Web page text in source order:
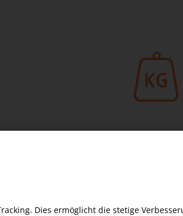
Maximale
Dank der hohen
schwere Bauteile sicher und
wodurch sich das
ohne dass die Stabilität